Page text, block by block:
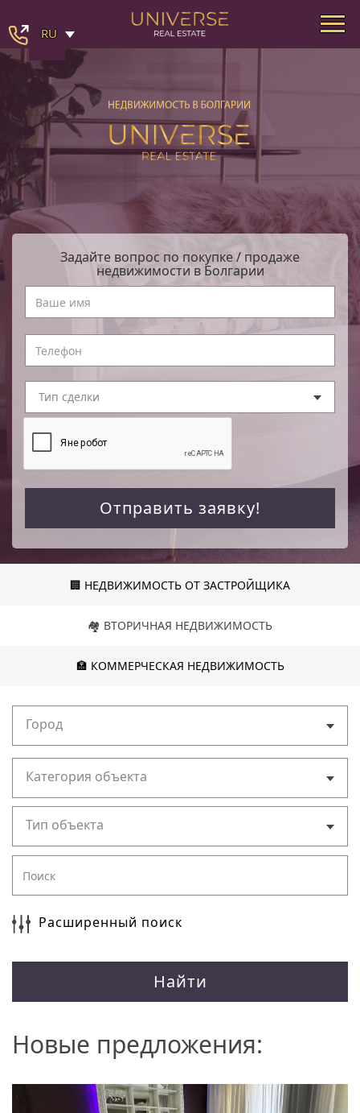
RU
Задайте вопрос по покупке / продаже
недвижимости в Болгарии
Тип сделки
Отправить заявку!
🏢 НЕДВИЖИМОСТЬ ОТ ЗАСТРОЙЩИКА
🏘️ ВТОРИЧНАЯ НЕДВИЖИМОСТЬ
🏣 КОММЕРЧЕСКАЯ НЕДВИЖИМОСТЬ
Город
Категория объекта
Тип объекта
Расширенный поиск
Найти
Новые предложения: